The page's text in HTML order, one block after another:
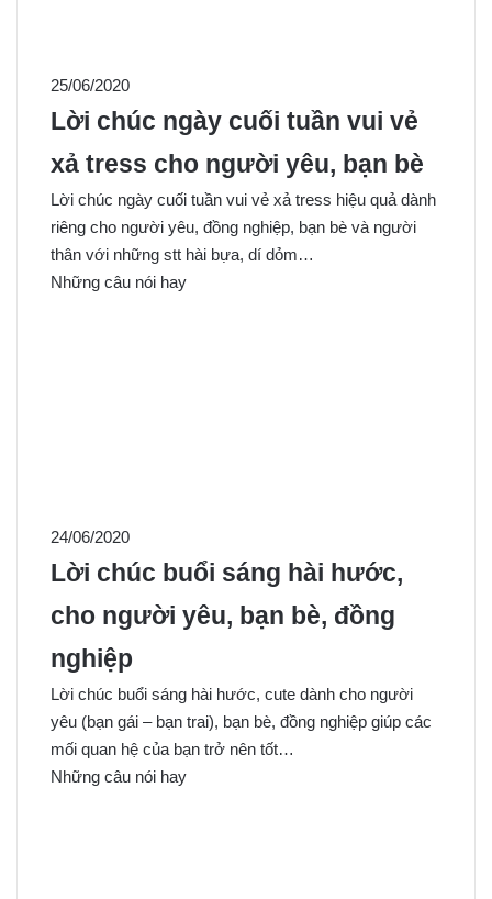
25/06/2020
Lời chúc ngày cuối tuần vui vẻ
xả tress cho người yêu, bạn bè
Lời chúc ngày cuối tuần vui vẻ xả tress hiệu quả dành
riêng cho người yêu, đồng nghiệp, bạn bè và người
thân với những stt hài bựa, dí dỏm…
Những câu nói hay
24/06/2020
Lời chúc buổi sáng hài hước,
cho người yêu, bạn bè, đồng
nghiệp
Lời chúc buổi sáng hài hước, cute dành cho người
yêu (bạn gái – bạn trai), bạn bè, đồng nghiệp giúp các
mối quan hệ của bạn trở nên tốt…
Những câu nói hay